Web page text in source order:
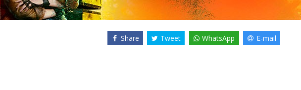
Share Tweet WhatsApp E-mail